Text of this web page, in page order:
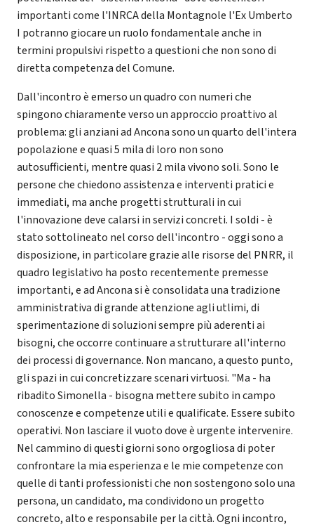
importanti come l'INRCA della Montagnole l'Ex Umberto
I potranno giocare un ruolo fondamentale anche in
termini propulsivi rispetto a questioni che non sono di
diretta competenza del Comune.
Dall'incontro è emerso un quadro con numeri che
spingono chiaramente verso un approccio proattivo al
problema: gli anziani ad Ancona sono un quarto dell'intera
popolazione e quasi 5 mila di loro non sono
autosufficienti, mentre quasi 2 mila vivono soli. Sono le
persone che chiedono assistenza e interventi pratici e
immediati, ma anche progetti strutturali in cui
l'innovazione deve calarsi in servizi concreti. I soldi - è
stato sottolineato nel corso dell'incontro - oggi sono a
disposizione, in particolare grazie alle risorse del PNRR, il
quadro legislativo ha posto recentemente premesse
importanti, e ad Ancona si è consolidata una tradizione
amministrativa di grande attenzione agli utlimi, di
sperimentazione di soluzioni sempre più aderenti ai
bisogni, che occorre continuare a strutturare all'interno
dei processi di governance. Non mancano, a questo punto,
gli spazi in cui concretizzare scenari virtuosi. "Ma - ha
ribadito Simonella - bisogna mettere subito in campo
conoscenze e competenze utili e qualificate. Essere subito
operativi. Non lasciare il vuoto dove è urgente intervenire.
Nel cammino di questi giorni sono orgogliosa di poter
confrontare la mia esperienza e le mie competenze con
quelle di tanti professionisti che non sostengono solo una
persona, un candidato, ma condividono un progetto
concreto, alto e responsabile per la città. Ogni incontro,